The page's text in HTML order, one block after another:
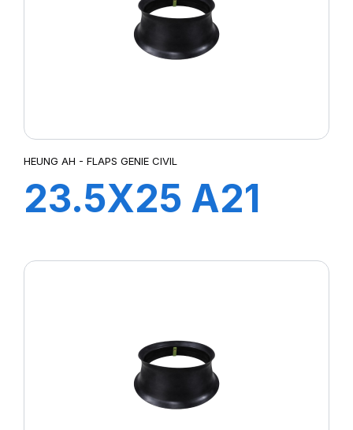
HEUNG AH - FLAPS GENIE CIVIL
23.5X25 A21